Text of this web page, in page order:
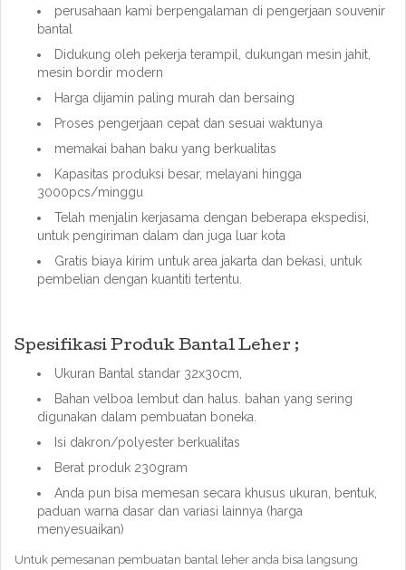
perusahaan kami berpengalaman di pengerjaan souvenir
bantal
Didukung oleh pekerja terampil, dukungan mesin jahit,
mesin bordir modern
Harga dijamin paling murah dan bersaing
Proses pengerjaan cepat dan sesuai waktunya
memakai bahan baku yang berkualitas
Kapasitas produksi besar, melayani hingga
3000pcs/minggu
Telah menjalin kerjasama dengan beberapa ekspedisi,
untuk pengiriman dalam dan juga luar kota
Gratis biaya kirim untuk area jakarta dan bekasi, untuk
pembelian dengan kuantiti tertentu.
Spesifikasi Produk Bantal Leher ;
Ukuran Bantal standar 32x30cm,
Bahan velboa lembut dan halus. bahan yang sering
digunakan dalam pembuatan boneka.
Isi dakron/polyester berkualitas
Berat produk 230gram
Anda pun bisa memesan secara khusus ukuran, bentuk,
paduan warna dasar dan variasi lainnya (harga
menyesuaikan)
Untuk pemesanan pembuatan bantal leher anda bisa langsung